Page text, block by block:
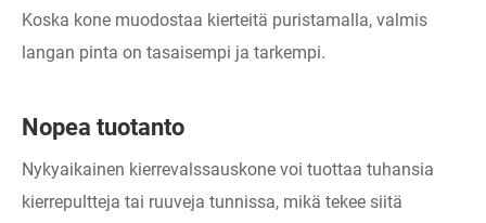
Koska kone muodostaa kierteitä puristamalla, valmis
langan pinta on tasaisempi ja tarkempi.
Nopea tuotanto
Nykyaikainen kierrevalssauskone voi tuottaa tuhansia
kierrepultteja tai ruuveja tunnissa, mikä tekee siitä